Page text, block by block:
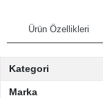
Ürün Özellikleri
Kategori
Marka